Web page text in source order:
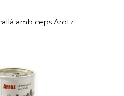
amb ceps Arotz